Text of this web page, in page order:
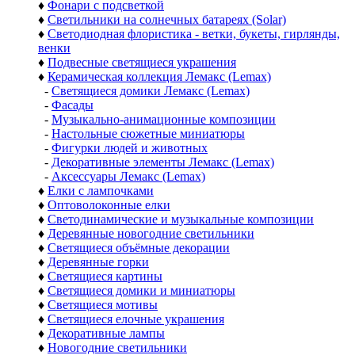
♦ Фонари с подсветкой
♦ Светильники на солнечных батареях (Solar)
♦ Светодиодная флористика - ветки, букеты, гирлянды,
венки
♦ Подвесные светящиеся украшения
♦ Керамическая коллекция Лемакс (Lemax)
- Светящиеся домики Лемакс (Lemax)
- Фасады
- Музыкально-анимационные композиции
- Настольные сюжетные миниатюры
- Фигурки людей и животных
- Декоративные элементы Лемакс (Lemax)
- Аксессуары Лемакс (Lemax)
♦ Елки с лампочками
♦ Оптоволоконные елки
♦ Светодинамические и музыкальные композиции
♦ Деревянные новогодние светильники
♦ Светящиеся объёмные декорации
♦ Деревянные горки
♦ Светящиеся картины
♦ Светящиеся домики и миниатюры
♦ Светящиеся мотивы
♦ Светящиеся елочные украшения
♦ Декоративные лампы
♦ Новогодние светильники